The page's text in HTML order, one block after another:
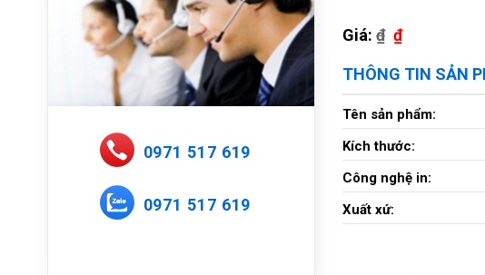
0971 517 619
0971 517 619
Giá: ₫ ₫
THÔNG TIN SẢN
Tên sản phẩm:
Kích thước:
Công nghệ in:
Xuất xứ: